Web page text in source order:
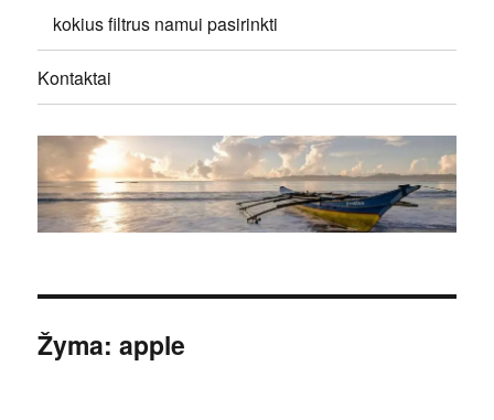
kokius filtrus namui pasirinkti
Kontaktai
Žyma:apple